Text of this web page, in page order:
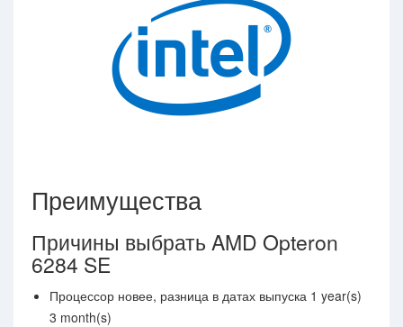
Преимущества
Причины выбрать AMD Opteron
6284 SE
Процессор новее, разница в датах выпуска 1 year(s)
3 month(s)